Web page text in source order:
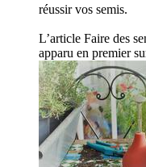
réussir vos semis.
L’article Faire des
apparu en premier